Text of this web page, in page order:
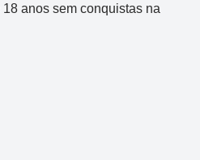
anos sem conquistas na